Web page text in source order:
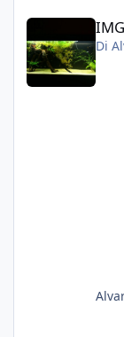
IMG 4921 (Medium)
Di